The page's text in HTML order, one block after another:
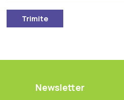
Trimite
Newsletter